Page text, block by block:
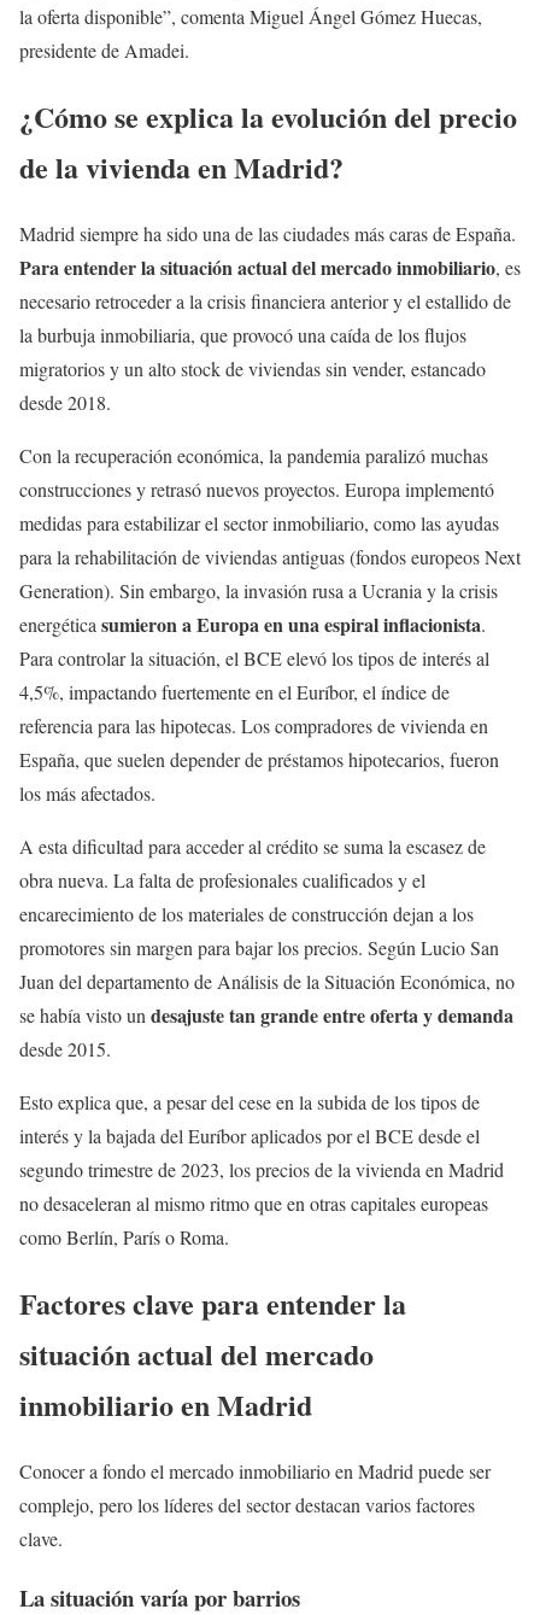
la oferta disponible”, comenta Miguel Ángel Gómez Huecas,
presidente de Amadei.
¿Cómo se explica la evolución del precio
de la vivienda en Madrid?
Madrid siempre ha sido una de las ciudades más caras de España.
Para entender la situación actual del mercado inmobiliario, es
necesario retroceder a la crisis financiera anterior y el estallido de
la burbuja inmobiliaria, que provocó una caída de los flujos
migratorios y un alto stock de viviendas sin vender, estancado
desde 2018.
Con la recuperación económica, la pandemia paralizó muchas
construcciones y retrasó nuevos proyectos. Europa implementó
medidas para estabilizar el sector inmobiliario, como las ayudas
para la rehabilitación de viviendas antiguas (fondos europeos Next
Generation). Sin embargo, la invasión rusa a Ucrania y la crisis
energética sumieron a Europa en una espiral inflacionista.
Para controlar la situación, el BCE elevó los tipos de interés al
4,5%, impactando fuertemente en el Euríbor, el índice de
referencia para las hipotecas. Los compradores de vivienda en
España, que suelen depender de préstamos hipotecarios, fueron
los más afectados.
A esta dificultad para acceder al crédito se suma la escasez de
obra nueva. La falta de profesionales cualificados y el
encarecimiento de los materiales de construcción dejan a los
promotores sin margen para bajar los precios. Según Lucio San
Juan del departamento de Análisis de la Situación Económica, no
se había visto un desajuste tan grande entre oferta y demanda
desde 2015.
Esto explica que, a pesar del cese en la subida de los tipos de
interés y la bajada del Euríbor aplicados por el BCE desde el
segundo trimestre de 2023, los precios de la vivienda en Madrid
no desaceleran al mismo ritmo que en otras capitales europeas
como Berlín, París o Roma.
Factores clave para entender la
situación actual del mercado
inmobiliario en Madrid
Conocer a fondo el mercado inmobiliario en Madrid puede ser
complejo, pero los líderes del sector destacan varios factores
clave.
La situación varía por barrios